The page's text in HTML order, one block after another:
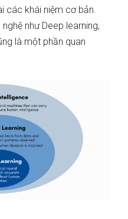
các khái niệm cơ bản.
như Deep learning,
là một phần quan